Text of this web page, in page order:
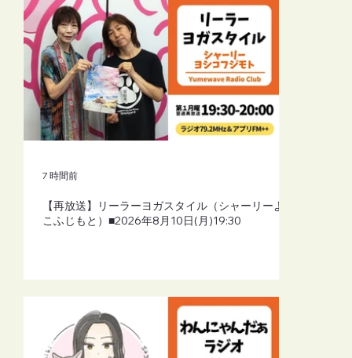
【再放送】リーラーヨガスタイル（シャーリーよし
こふじもと）■2026年8月10日(月)19:30
7 時間前